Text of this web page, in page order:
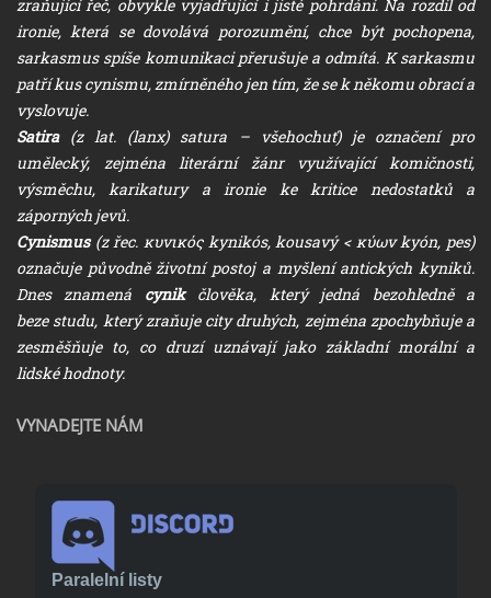
zraňující řeč, obvykle vyjadřující i jisté pohrdání. Na rozdíl od
ironie, která se dovolává porozumění, chce být pochopena,
sarkasmus spíše komunikaci přerušuje a odmítá. K sarkasmu
patří kus cynismu, zmírněného jen tím, že se k někomu obrací a
vyslovuje.
Satira(z lat. (lanx) satura – všehochuť) je označení pro
umělecký, zejména literární žánr využívající komičnosti,
výsměchu, karikatury a ironie ke kritice nedostatků a
záporných jevů.
Cynismus (z řec. κυνικός kynikós, kousavý < κύων kyón, pes)
označuje původně životní postoj a myšlení antických kyniků.
Dnes znamená cynikčlověka, který jedná bezohledně a
beze studu, který zraňuje city druhých, zejména zpochybňuje a
zesměšňuje to, co druzí uznávají jako základní morální a
lidské hodnoty.
VYNADEJTE NÁM
Paralelní listy